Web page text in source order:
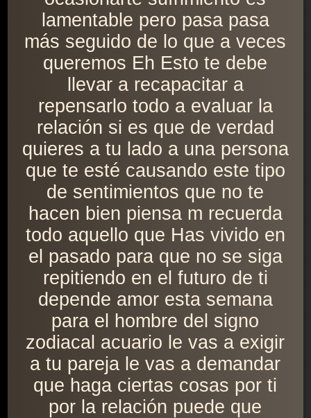
lamentable pero pasa pasa
más seguido de lo que a veces
queremos Eh Esto te debe
llevar a recapacitar a
repensarlo todo a evaluar la
relación si es que de verdad
quieres a tu lado a una persona
que te esté causando este tipo
de sentimientos que no te
hacen bien piensa m recuerda
todo aquello que Has vivido en
el pasado para que no se siga
repitiendo en el futuro de ti
depende amor esta semana
para el hombre del signo
zodiacal acuario le vas a exigir
a tu pareja le vas a demandar
que haga ciertas cosas por ti
por la relación puede que